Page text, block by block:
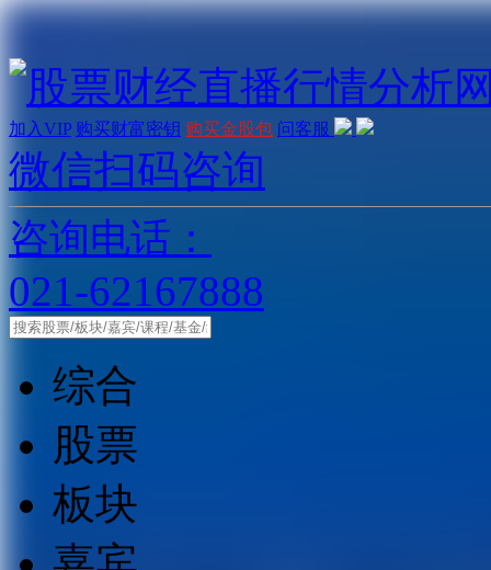
加入VIP 购买财富密钥 购买金股包 问客服
微信扫码咨询
咨询电话：
021-62167888
综合
股票
板块